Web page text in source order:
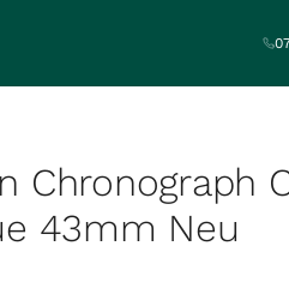
Chronograph
43mm Neu